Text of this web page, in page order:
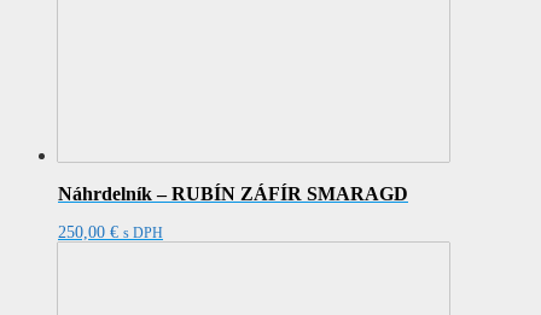
Náhrdelník – RUBÍN ZÁFÍR SMARAGD
250,00 € s DPH